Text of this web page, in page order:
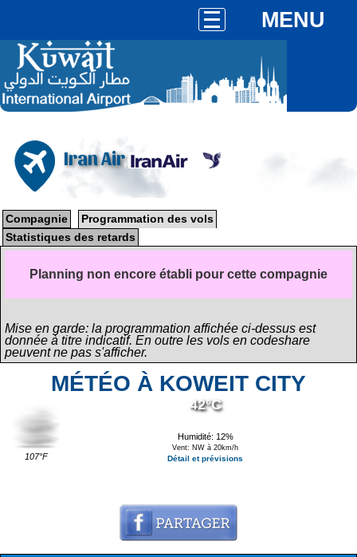
MENU
Iran Air
Compagnie
Programmation des vols
Statistiques des retards
Planning non encore établi pour cette compagnie
Mise en garde: la programmation affichée ci-dessus est
donnée à titre indicatif. En outre les vols en codeshare
peuvent ne pas s'afficher.
MÉTÉO À KOWEIT CITY
107°F
42°C
Humidité: 12%
Vent: NW à 20km/h
Détail et prévisions